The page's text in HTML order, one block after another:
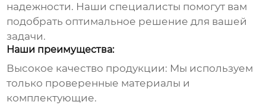
надежности. Наши специалисты помогут вам
подобрать оптимальное решение для вашей
задачи.
Наши преимущества:
Высокое качество продукции: Мы используем
только проверенные материалы и
комплектующие.